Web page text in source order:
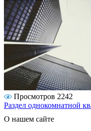
Просмотров 2242
Раздел однокомнатной
О нашем сайте